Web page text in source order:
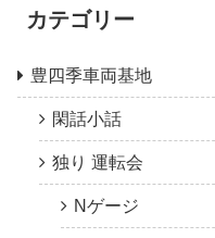
カテゴリー
豊四季車両基地
閑話小話
独り 運転会
Nゲージ